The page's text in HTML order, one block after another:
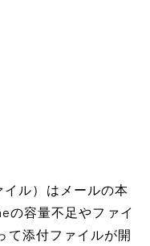
ル）はメールの本
の容量不足やファイ
て添付ファイルが開